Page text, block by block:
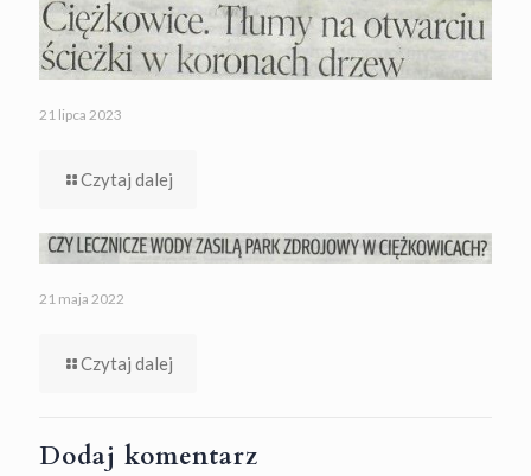
21 lipca 2023
Czytaj dalej
21 maja 2022
Czytaj dalej
Dodaj komentarz